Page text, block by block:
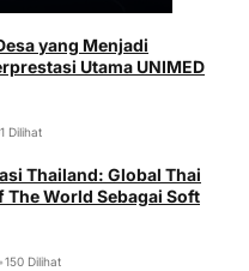
yang Menjadi
Utama UNIMED
Dilihat
Thailand: Global Thai
The World Sebagai Soft
•150 Dilihat